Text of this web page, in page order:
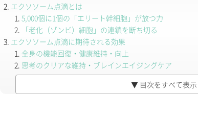
エクソソーム点滴とは
5,000個に1個の「エリート幹細胞」が放つ力
「老化（ゾンビ）細胞」の連鎖を断ち切る
エクソソーム点滴に期待される効果
全身の機能回復・健康維持・向上
思考のクリアな維持・ブレインエイジングケア
肌の再生
▼ 目次をすべて表示